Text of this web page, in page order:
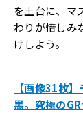
を土台に、マ
わりが惜しみ
けしよう。
【画像31枚
黒。究極の